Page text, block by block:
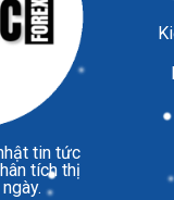
tin tức
tích thị